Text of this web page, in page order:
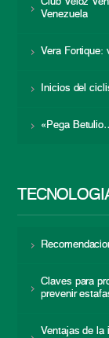
Venezuela
Vera Fortique:
Inicios del
«Pega
Claves para
prevenir
Ventajas de la